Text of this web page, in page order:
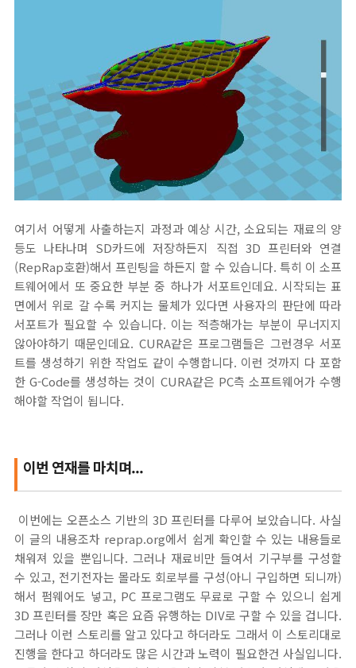
여기서 어떻게 사출하는지 과정과 예상 시간, 소요되는 재료의 양
등도 나타나며 SD카드에 저장하든지 직접 3D 프린터와 연결
(RepRap호환)해서 프린팅을 하든지 할 수 있습니다. 특히 이 소프
트웨어에서 또 중요한 부분 중 하나가 서포트인데요. 시작되는 표
면에서 위로 갈 수록 커지는 물체가 있다면 사용자의 판단에 따라
서포트가 필요할 수 있습니다. 이는 적층해가는 부분이 무너지지
않아야하기 때문인데요. CURA같은 프로그램들은 그런경우 서포
트를 생성하기 위한 작업도 같이 수행합니다. 이런 것까지 다 포함
한 G-Code를 생성하는 것이 CURA같은 PC측 소프트웨어가 수행
해야할 작업이 됩니다.
이번 연재를 마치며...
이번에는 오픈소스 기반의 3D 프린터를 다루어 보았습니다. 사실
이 글의 내용조차 reprap.org에서 쉽게 확인할 수 있는 내용들로
채워져 있을 뿐입니다. 그러나 재료비만 들여서 기구부를 구성할
수 있고, 전기전자는 몰라도 회로부를 구성(아니 구입하면 되니까)
해서 펌웨어도 넣고, PC 프로그램도 무료로 구할 수 있으니 쉽게
3D 프린터를 장만 혹은 요즘 유행하는 DIV로 구할 수 있을 겁니다.
그러나 이런 스토리를 알고 있다고 하더라도 그래서 이 스토리대로
진행을 한다고 하더라도 많은 시간과 노력이 필요한건 사실입니다.